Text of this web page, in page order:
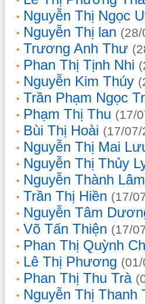
Nguyễn Thị Ngọc
Nguyễn Thị lan
Trương Anh Thư
Phan Thị Tịnh Nhi
Nguyễn Kim Thúy
Trần Phạm Ngọc
Phạm Thị Thu (17/
Bùi Thị Hoài (17/
Nguyễn Thị Mai
Nguyễn Thị Thủy
Nguyễn Thành Lâm
Trần Thị Hiền (17/
Nguyễn Tâm
Võ Tấn Thiện (17/
Phan Thị Quỳnh
Lê Thị Phương
Phan Thị Thu Trà
Nguyễn Thị Thanh